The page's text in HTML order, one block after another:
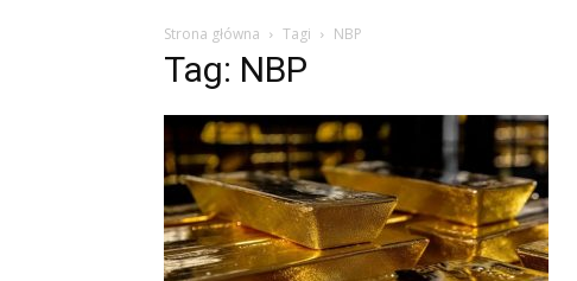
Strona główna Tagi NBP
Tag: NBP